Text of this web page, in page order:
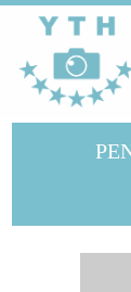
YTHカメラ >